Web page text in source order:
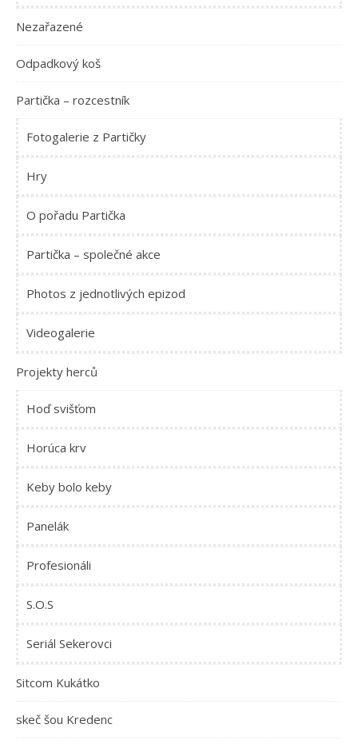
Nezařazené
Odpadkový koš
Partička – rozcestník
Fotogalerie z Partičky
Hry
O pořadu Partička
Partička – společné akce
Photos z jednotlivých epizod
Videogalerie
Projekty herců
Hoď svišťom
Horúca krv
Keby bolo keby
Panelák
Profesionáli
S.O.S
Seriál Sekerovci
Sitcom Kukátko
skeč šou Kredenc